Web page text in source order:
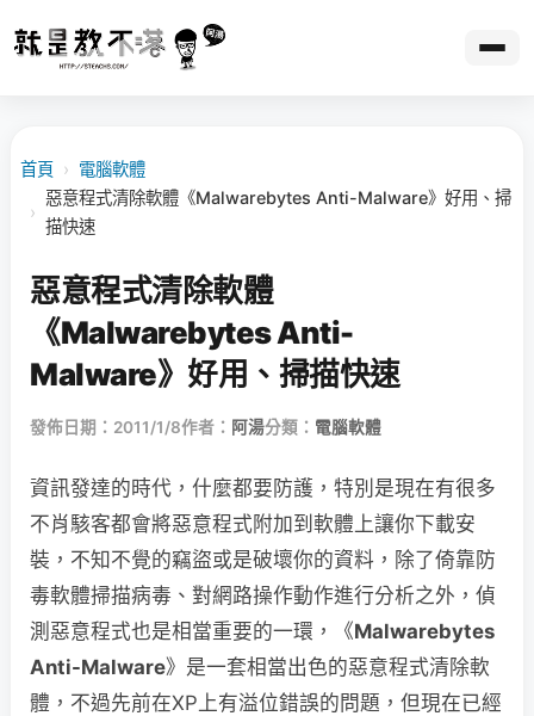
首頁 › 電腦軟體
›
惡意程式清除軟體《Malwarebytes Anti-Malware》好用、掃
描快速
惡意程式清除軟體
《Malwarebytes Anti-
Malware》好用、掃描快速
發佈日期：2011/1/8作者： 阿湯分類： 電腦軟體
資訊發達的時代，什麼都要防護，特別是現在有很多
不肖駭客都會將惡意程式附加到軟體上讓你下載安
裝，不知不覺的竊盜或是破壞你的資料，除了倚靠防
毒軟體掃描病毒、對網路操作動作進行分析之外，偵
測惡意程式也是相當重要的一環，《Malwarebytes
Anti-Malware》是一套相當出色的惡意程式清除軟
體，不過先前在XP上有溢位錯誤的問題，但現在已經